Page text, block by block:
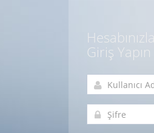
Hesabınızla
Giriş Yapın